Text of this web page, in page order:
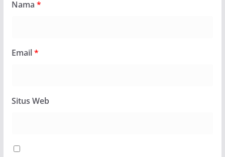
Nama *
Email*
Situs Web